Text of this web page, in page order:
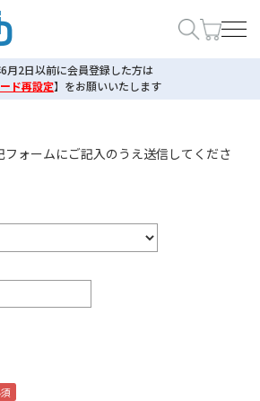
月2日以前に会員登録した方は
ド再設定】 をお願いいたします
ォームにご記入のうえ送信してくださ